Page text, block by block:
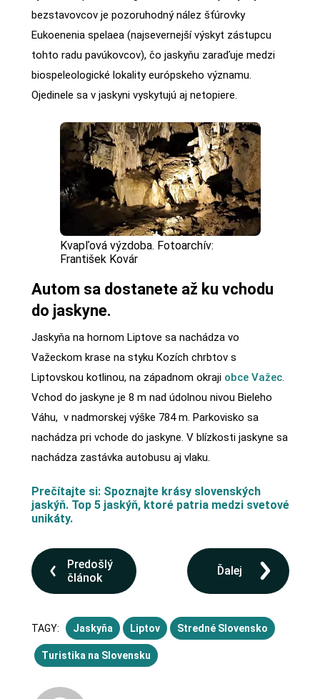
bezstavovcov je pozoruhodný nález šťúrovky
Eukoenenia spelaea (najsevernejší výskyt zástupcu
tohto radu pavúkovcov), čo jaskyňu zaraďuje medzi
biospeleologické lokality európskeho významu.
Ojedinele sa v jaskyni vyskytujú aj netopiere.
Kvapľová výzdoba. Fotoarchív:
František Kovár
Autom sa dostanete až ku vchodu
do jaskyne.
Jaskyňa na hornom Liptove sa nachádza vo
Važeckom krase na styku Kozích chrbtov s
Liptovskou kotlinou, na západnom okraji obce Važec.
Vchod do jaskyne je 8 m nad údolnou nivou Bieleho
Váhu, v nadmorskej výške 784 m. Parkovisko sa
nachádza pri vchode do jaskyne. V blízkosti jaskyne sa
nachádza zastávka autobusu aj vlaku.
Prečítajte si: Spoznajte krásy slovenských
jaskýň. Top 5 jaskýň, ktoré patria medzi svetové
unikáty.
Predošlý
článok
Ďalej
TAGY: Jaskyňa Liptov Stredné Slovensko
Turistika na Slovensku